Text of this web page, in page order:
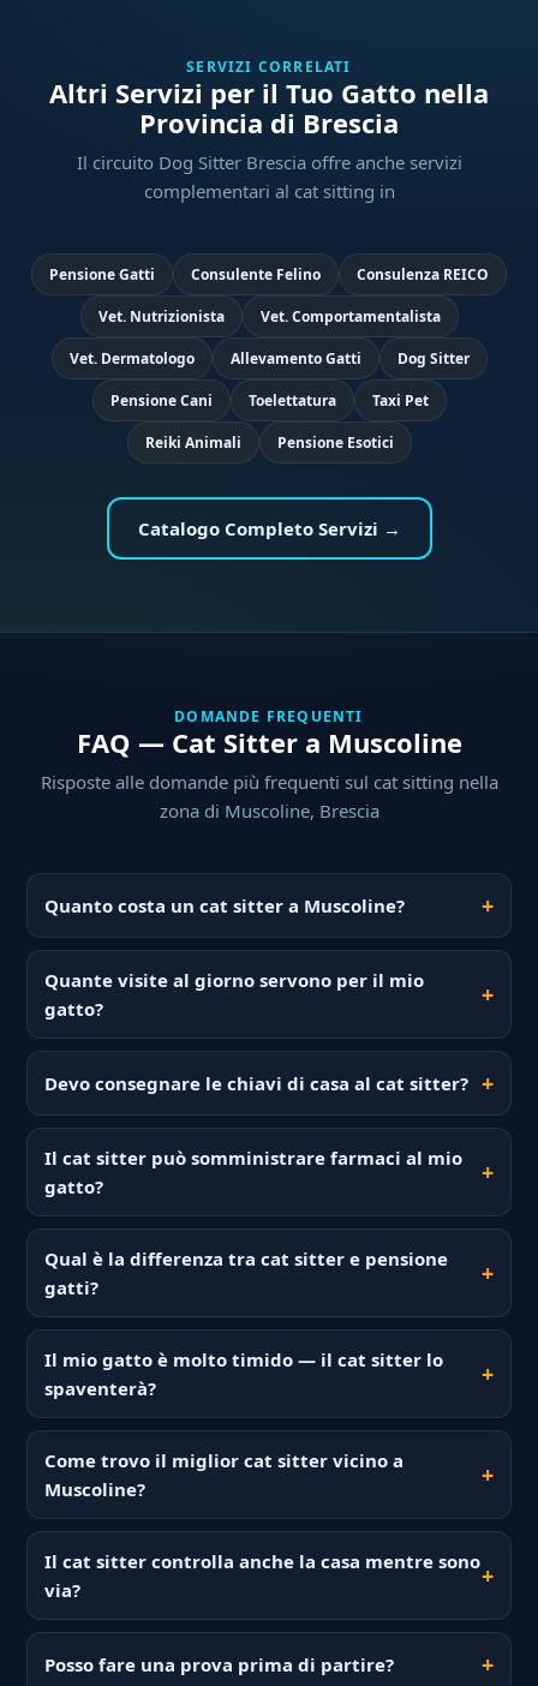
SERVIZI CORRELATI
Altri Servizi per il Tuo Gatto nella
Provincia di Brescia
Il circuito Dog Sitter Brescia offre anche servizi
complementari al cat sitting in
Pensione Gatti Consulente Felino Consulenza REICO
Vet. Nutrizionista Vet. Comportamentalista
Vet. Dermatologo Allevamento Gatti Dog Sitter
Pensione Cani Toelettatura Taxi Pet
Reiki Animali Pensione Esotici
Catalogo Completo Servizi →
DOMANDE FREQUENTI
FAQ — Cat Sitter a Muscoline
Risposte alle domande più frequenti sul cat sitting nella
zona di Muscoline, Brescia
Quanto costa un cat sitter a Muscoline?
Quante visite al giorno servono per il mio
gatto?
Devo consegnare le chiavi di casa al cat sitter?
Il cat sitter può somministrare farmaci al mio
gatto?
Qual è la differenza tra cat sitter e pensione
gatti?
Il mio gatto è molto timido — il cat sitter lo
spaventerà?
Come trovo il miglior cat sitter vicino a
Muscoline?
Il cat sitter controlla anche la casa mentre sono
via?
Posso fare una prova prima di partire?